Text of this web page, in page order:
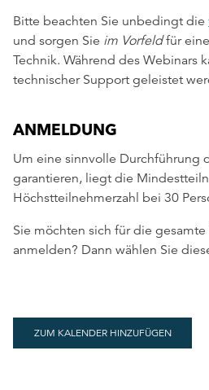
Bitte beachten Sie unbedingt die
und sorgen Sie im Vorfeldfür
Technik. Während des Webinars
technischer Support geleistet
ANMELDUNG
Um eine sinnvolle Durchführung
garantieren, liegt die
Höchstteilnehmerzahl bei 30
Sie möchten sich für die
anmelden? Dann wählen Sie
ZUM KALENDER HINZUFÜGEN